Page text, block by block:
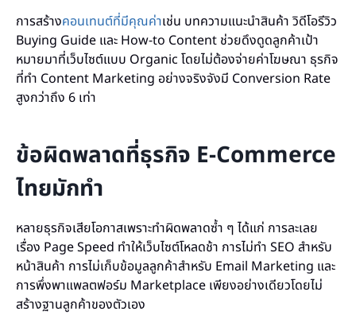
การสร้างคอนเทนต์ที่มีคุณค่าเช่น บทความแนะนำสินค้า วิดีโอรีวิว
Buying Guide และ How-to Content ช่วยดึงดูดลูกค้าเป้า
หมายมาที่เว็บไซต์แบบ Organic โดยไม่ต้องจ่ายค่าโฆษณา ธุรกิจ
ที่ทำ Content Marketing อย่างจริงจังมี Conversion Rate
สูงกว่าถึง 6 เท่า
ข้อผิดพลาดที่ธุรกิจ E-Commerce
ไทยมักทำ
หลายธุรกิจเสียโอกาสเพราะทำผิดพลาดซ้ำ ๆ ได้แก่ การละเลย
เรื่อง Page Speed ทำให้เว็บไซต์โหลดช้า การไม่ทำ SEO สำหรับ
หน้าสินค้า การไม่เก็บข้อมูลลูกค้าสำหรับ Email Marketing และ
การพึ่งพาแพลตฟอร์ม Marketplace เพียงอย่างเดียวโดยไม่
สร้างฐานลูกค้าของตัวเอง